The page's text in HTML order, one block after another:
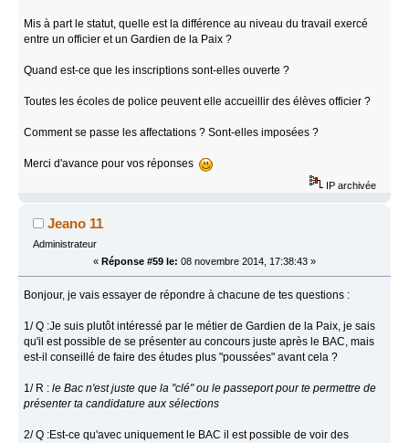
Mis à part le statut, quelle est la différence au niveau du travail exercé
entre un officier et un Gardien de la Paix ?
Quand est-ce que les inscriptions sont-elles ouverte ?
Toutes les écoles de police peuvent elle accueillir des élèves officier ?
Comment se passe les affectations ? Sont-elles imposées ?
Merci d'avance pour vos réponses
IP archivée
Jeano 11
Administrateur
« Réponse #59 le: 08 novembre 2014, 17:38:43 »
Bonjour, je vais essayer de répondre à chacune de tes questions :
1/ Q :Je suis plutôt intéressé par le métier de Gardien de la Paix, je sais
qu'il est possible de se présenter au concours juste après le BAC, mais
est-il conseillé de faire des études plus "poussées" avant cela ?
1/ R :le Bac n'est juste que la "clé" ou le passeport pour te permettre de
présenter ta candidature aux sélections
2/ Q :Est-ce qu'avec uniquement le BAC il est possible de voir des